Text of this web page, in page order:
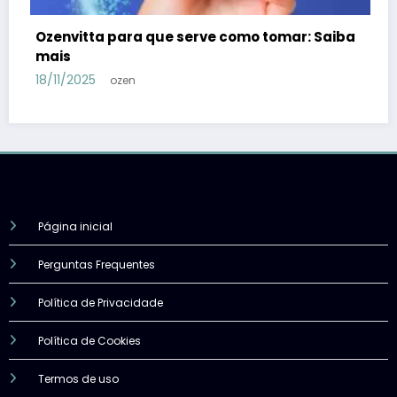
Ozenvitta ou Mounjax: Qual é melhor para
emagrecer? Descubra agora
06/10/2025
Página inicial
Perguntas Frequentes
Política de Privacidade
Política de Cookies
Termos de uso